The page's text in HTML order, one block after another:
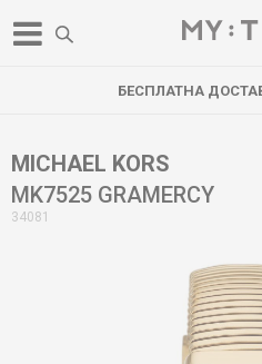
БЕСПЛАТНА
MICHAEL KORS
MK7525 GRAMERCY
34081